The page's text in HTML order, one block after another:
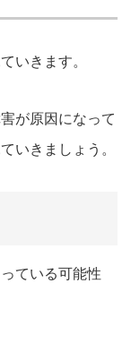
いきます。
が原因になって
いきましょう。
ている可能性